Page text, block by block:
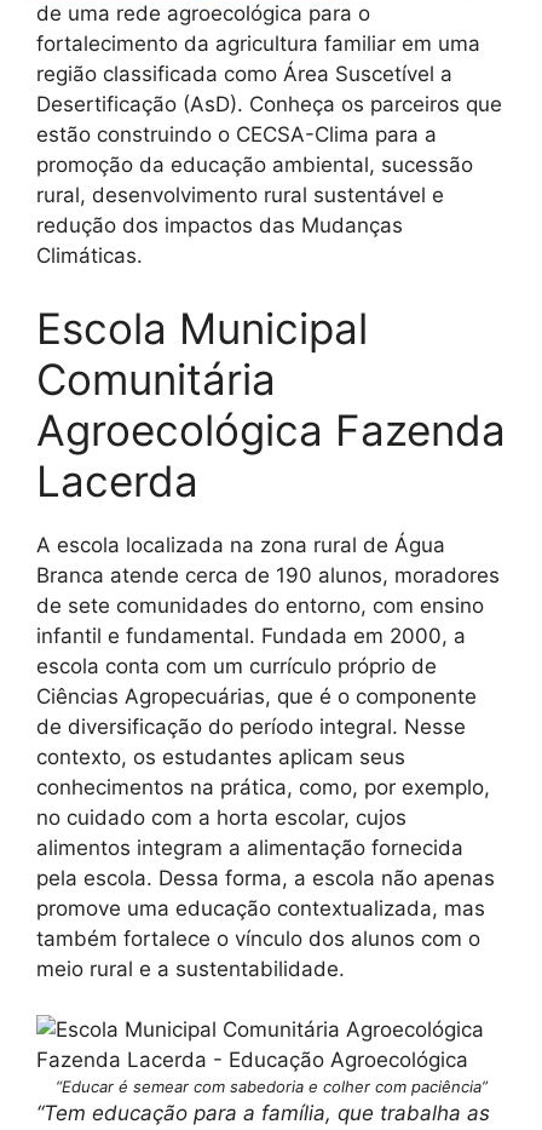
de uma rede agroecológica para o
fortalecimento da agricultura familiar em uma
região classificada como Área Suscetível a
Desertificação (AsD). Conheça os parceiros que
estão construindo o CECSA-Clima para a
promoção da educação ambiental, sucessão
rural, desenvolvimento rural sustentável e
redução dos impactos das Mudanças
Climáticas.
Escola Municipal
Comunitária
Agroecológica Fazenda
Lacerda
A escola localizada na zona rural de Água
Branca atende cerca de 190 alunos, moradores
de sete comunidades do entorno, com ensino
infantil e fundamental. Fundada em 2000, a
escola conta com um currículo próprio de
Ciências Agropecuárias, que é o componente
de diversificação do período integral. Nesse
contexto, os estudantes aplicam seus
conhecimentos na prática, como, por exemplo,
no cuidado com a horta escolar, cujos
alimentos integram a alimentação fornecida
pela escola. Dessa forma, a escola não apenas
promove uma educação contextualizada, mas
também fortalece o vínculo dos alunos com o
meio rural e a sustentabilidade.
“Educar é semear com sabedoria e colher com paciência”
“Tem educação para a família, que trabalha as